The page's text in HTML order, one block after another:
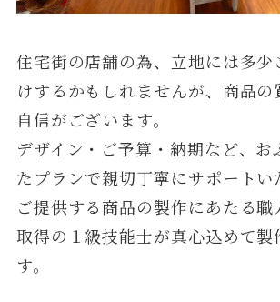
住宅街の店舗の為、立地には多少
けするかもしれませんが、商品の
自信がございます。
デザイン・ご予算・納期など、お
たプランで親切丁寧にサポートい
ご提供する商品の製作にあたる職
取得の１級技能士が真心込めて製
す。